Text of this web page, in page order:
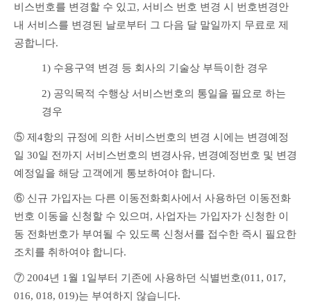
비스번호를 변경할 수 있고, 서비스 번호 변경 시 번호변경안
내 서비스를 변경된 날로부터 그 다음 달 말일까지 무료로 제
공합니다.
1) 수용구역 변경 등 회사의 기술상 부득이한 경우
2) 공익목적 수행상 서비스번호의 통일을 필요로 하는
경우
⑤ 제4항의 규정에 의한 서비스번호의 변경 시에는 변경예정
일 30일 전까지 서비스번호의 변경사유, 변경예정번호 및 변경
예정일을 해당 고객에게 통보하여야 합니다.
⑥ 신규 가입자는 다른 이동전화회사에서 사용하던 이동전화
번호 이동을 신청할 수 있으며, 사업자는 가입자가 신청한 이
동 전화번호가 부여될 수 있도록 신청서를 접수한 즉시 필요한
조치를 취하여야 합니다.
⑦ 2004년 1월 1일부터 기존에 사용하던 식별번호(011, 017,
016, 018, 019)는 부여하지 않습니다.